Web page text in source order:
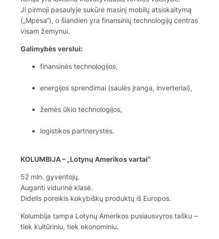
Ji pirmoji pasaulyje sukūrė masinį mobilų atsiskaitymą
(„Mpesa“), o šiandien yra finansinių technologijų centras
visam žemynui.
Galimybės verslui:
finansinės technologijos,
energijos sprendimai (saulės įranga, inverteriai),
žemės ūkio technologijos,
logistikos partnerystės.
KOLUMBIJA – „Lotynų Amerikos vartai“
52 mln. gyventojų.
Auganti vidurinė klasė.
Didelis poreikis kokybiškų produktų iš Europos.
Kolumbija tampa Lotynų Amerikos pusiausvyros tašku –
tiek kultūriniu, tiek ekonominiu.